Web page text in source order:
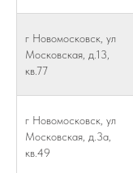
г Новомосковск, ул
Московская, д.13,
кв.77
г Новомосковск, ул
Московская, д.3а,
кв.49